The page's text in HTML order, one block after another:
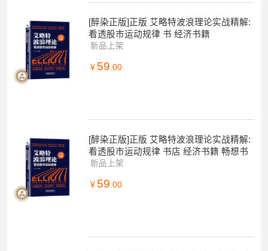
[醉染正版]正版 艾略特波浪理论实战精解:
看透股市运动规律 书 经济书籍
新品上架
￥ 59.00
[醉染正版]正版 艾略特波浪理论实战精解:
看透股市运动规律 书店 经济书籍 畅想书
新品上架
￥ 59 .00